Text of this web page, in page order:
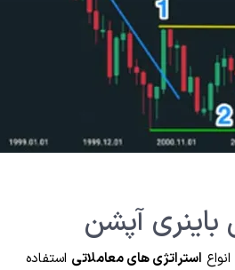
باینری آپشن
استراتژی های معاملاتی استفاده